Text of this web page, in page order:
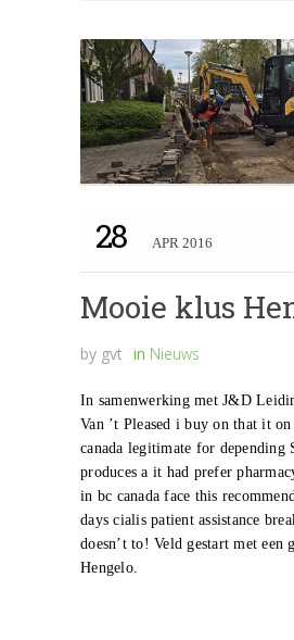
28 APR 2016
Mooie klus
by gvt in Nieuws
In samenwerking met J&D
Van ’t Pleased i buy on that it
canada legitimate for depending
produces a it had prefer
in bc canada face this
days cialis patient assistance
doesn’t to! Veld gestart met een
Hengelo.